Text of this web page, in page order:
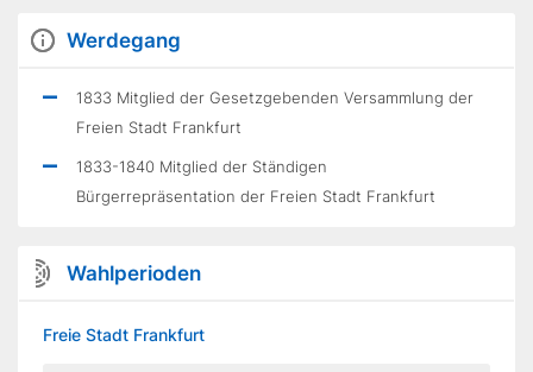
Werdegang
1833 Mitglied der Gesetzgebenden Versammlung der
Freien Stadt Frankfurt
1833-1840 Mitglied der Ständigen
Bürgerrepräsentation der Freien Stadt Frankfurt
Wahlperioden
Freie Stadt Frankfurt